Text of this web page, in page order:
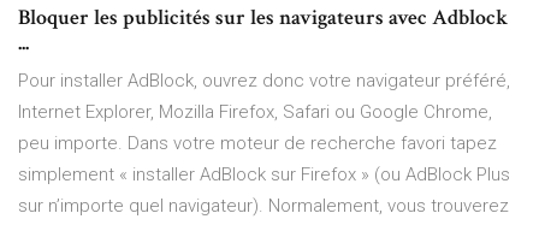
Bloquer les publicités sur les navigateurs avec Adblock
...
Pour installer AdBlock, ouvrez donc votre navigateur préféré,
Internet Explorer, Mozilla Firefox, Safari ou Google Chrome,
peu importe. Dans votre moteur de recherche favori tapez
simplement « installer AdBlock sur Firefox » (ou AdBlock Plus
sur n’importe quel navigateur). Normalement, vous trouverez